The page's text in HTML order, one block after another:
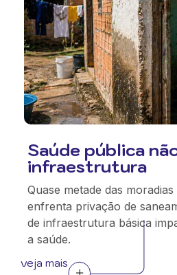
Saúde pública
infraestrutura
Quase metade das
enfrenta privação de
de infraestrutura básica
a saúde.
veja mais